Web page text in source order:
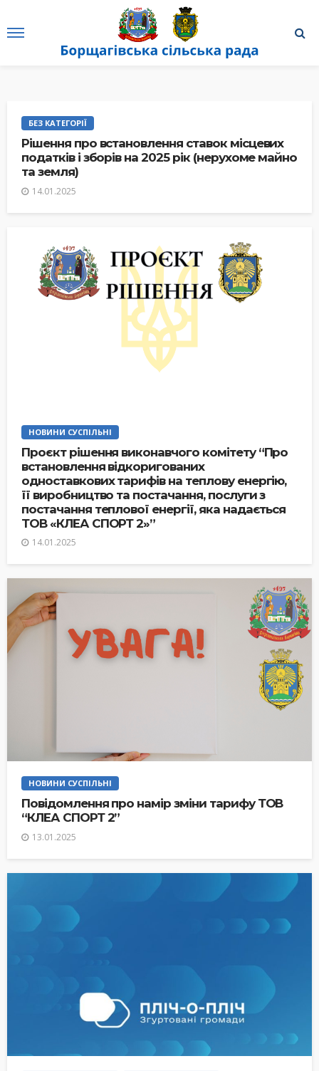
БЕЗ КАТЕГОРІЇ
Рішення про встановлення ставок місцевих
податків і зборів на 2025 рік (нерухоме майно
та земля)
14.01.2025
НОВИНИ СУСПІЛЬНІ
Проєкт рішення виконавчого комітету “Про
встановлення відкоригованих
одноставкових тарифів на теплову енергію,
її виробництво та постачання, послуги з
постачання теплової енергії, яка надається
ТОВ «КЛЕА СПОРТ 2»”
14.01.2025
НОВИНИ СУСПІЛЬНІ
Повідомлення про намір зміни тарифу ТОВ
“КЛЕА СПОРТ 2”
13.01.2025